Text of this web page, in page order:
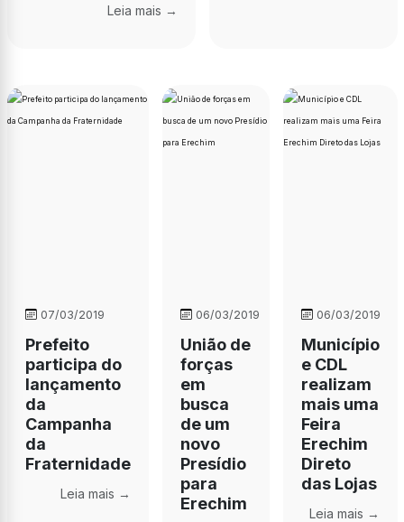
Leia mais →
07/03/2019
Prefeito
participa do
lançamento
da
Campanha
da
Fraternidade
Leia mais →
06/03/2019
União de
forças
em
busca
de um
novo
Presídio
para
Erechim
06/03/2019
Município
e CDL
realizam
mais uma
Feira
Erechim
Direto
das Lojas
Leia mais →